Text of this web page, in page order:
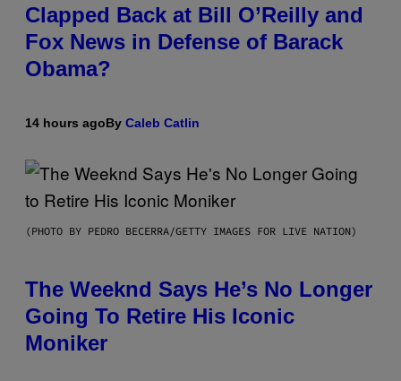
Clapped Back at Bill O’Reilly and
Fox News in Defense of Barack
Obama?
14 hours agoBy Caleb Catlin
(PHOTO BY PEDRO BECERRA/GETTY IMAGES FOR LIVE NATION)
The Weeknd Says He’s No Longer
Going To Retire His Iconic
Moniker